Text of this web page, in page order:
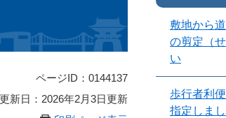
ページID：0144137
更新日：2026年2月3日更新
敷地から
の剪定（
い
歩行者利
指定しま